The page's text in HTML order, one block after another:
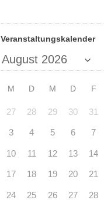
Veranstaltungskalender
M D M D F
27 28 29 30 31
3 4 5 6 7
10 11 12 13 14
17 18 19 20 21
24 25 26 27 28